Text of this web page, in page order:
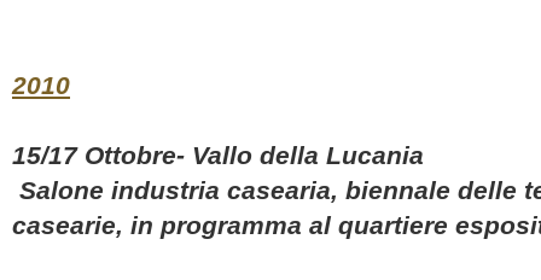
2010
15/17 Ottobre- Vallo della Lucania
Salone industria casearia, biennale delle
casearie, in programma al quartiere